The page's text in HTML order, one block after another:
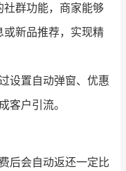
社群功能，商家能够
新品推荐，实现精
设置自动弹窗、优惠
客户引流。
后会自动返还一定比